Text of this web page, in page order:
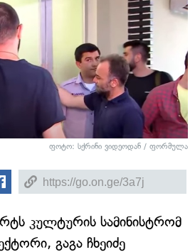
ფოტო: სქრინი ვიდეოდან / ფორმულა
კულტურის სამინისტრომ
გაგა ჩხეიძე